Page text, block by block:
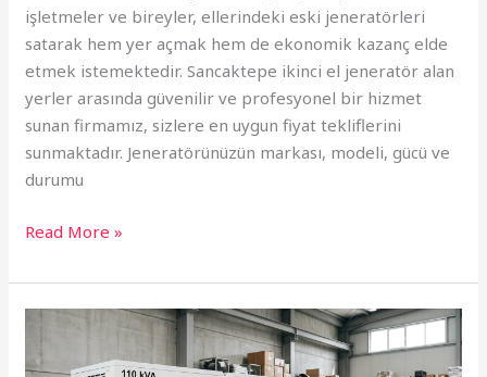
işletmeler ve bireyler, ellerindeki eski jeneratörleri
satarak hem yer açmak hem de ekonomik kazanç elde
etmek istemektedir. Sancaktepe ikinci el jeneratör alan
yerler arasında güvenilir ve profesyonel bir hizmet
sunan firmamız, sizlere en uygun fiyat tekliflerini
sunmaktadır. Jeneratörünüzün markası, modeli, gücü ve
durumu
Read More »